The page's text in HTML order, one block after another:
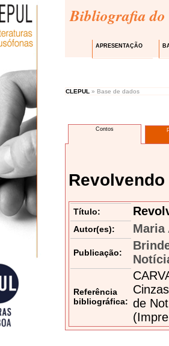
Bibliografia do
APRESENTAÇÃO
CLEPUL » Base de dados
Contos
Título:
Autor(es): Maria
Publicação:
Referência
bibliográfica: de